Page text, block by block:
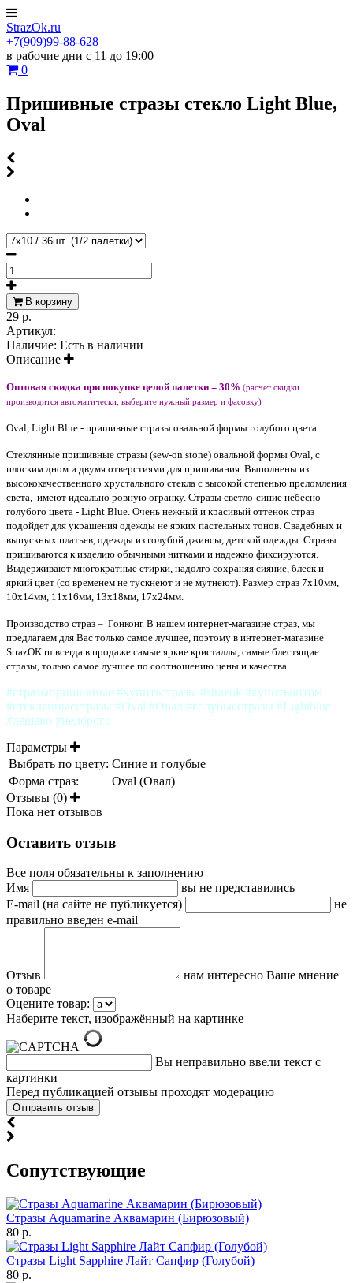
StrazOk.ru
+7(909)99-88-628
в рабочие дни с 11 до 19:00
0
Пришивные стразы стекло Light Blue,
Oval
В корзину
29 р.
Артикул:
Наличие: Есть в наличии
Описание
Оптовая скидка при покупке целой палетки = 30% (расчет скидки
производится автоматически, выберите нужный размер и фасовку)
Oval, Light Blue - пришивные стразы овальной формы голубого цвета.
Стеклянные пришивные стразы (sew-on stone) овальной формы Oval, с
плоским дном и двумя отверстиями для пришивания. Выполнены из
высококачественного хрустального стекла с высокой степенью преломления
света, имеют идеально ровную огранку. Стразы светло-синие небесно-
голубого цвета - Light Blue. Очень нежный и красивый оттенок страз
подойдет для украшения одежды не ярких пастельных тонов. Свадебных и
выпускных платьев, одежды из голубой джинсы, детской одежды. Стразы
пришиваются к изделию обычными нитками и надежно фиксируются.
Выдерживают многократные стирки, надолго сохраняя сияние, блеск и
яркий цвет (со временем не тускнеют и не мутнеют). Размер страз 7х10мм,
10х14мм, 11х16мм, 13х18мм, 17х24мм.
Производство страз – Гонконг. В нашем интернет-магазине страз, мы
предлагаем для Вас только самое лучшее, поэтому в интернет-магазине
StrazOK.ru всегда в продаже самые яркие кристаллы, самые блестящие
стразы, только самое лучшее по соотношению цены и качества.
#стразыпришивные #купитьстразы #strazok #купитьоптом
#стеклянныестразы #Oval #Овал #голубыестразы #Lightblue
#дешево #недорого
Параметры
Выбрать по цвету: Синие и голубые
Форма страз:
Oval (Овал)
Отзывы (0)
Пока нет отзывов
Оставить отзыв
Все поля обязательны к заполнению
Имя
вы не представились
E-mail (на сайте не публикуется)
не
правильно введен e-mail
Отзыв
нам интересно Ваше мнение
о товаре
Оцените товар:
Наберите текст, изображённый на картинке
Вы неправильно ввели текст с
картинки
Перед публикацией отзывы проходят модерацию
Cопутствующие
Стразы Aquamarine Аквамарин (Бирюзовый)
80 р.
Стразы Light Sapphire Лайт Сапфир (Голубой)
80 р.